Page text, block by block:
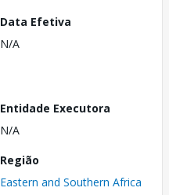
Data Efetiva
N/A
Entidade Executora
N/A
Região
Eastern and Southern Africa